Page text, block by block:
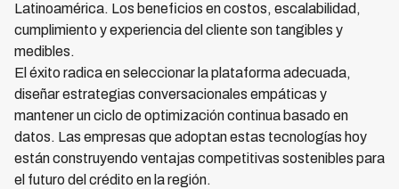
Latinoamérica. Los beneficios en costos, escalabilidad,
cumplimiento y experiencia del cliente son tangibles y
medibles.
El éxito radica en seleccionar la plataforma adecuada,
diseñar estrategias conversacionales empáticas y
mantener un ciclo de optimización continua basado en
datos. Las empresas que adoptan estas tecnologías hoy
están construyendo ventajas competitivas sostenibles para
el futuro del crédito en la región.